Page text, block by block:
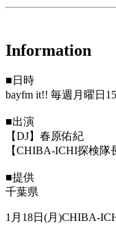
Information
■日時
bayfm it!! 毎週月曜日
■出演
【DJ】春原佑紀
【CHIBA-ICHI探検
■提供
千葉県
1月18日(月)CHIBA-